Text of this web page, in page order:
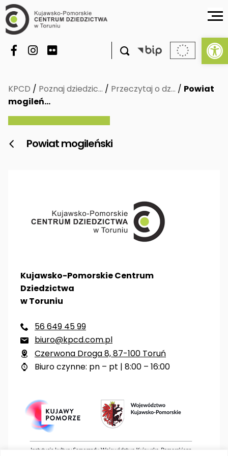

KPCD / Poznaj dziedzic… / Przeczytaj o dz… / Powiat
mogileń…
 Powiat mogileński
Kujawsko-Pomorskie Centrum
Dziedzictwa
w Toruniu
 56 649 45 99
 biuro@kpcd.com.pl
 Czerwona Droga 8, 87-100 Toruń
 Biuro czynne: pn – pt | 8:00 – 16:00